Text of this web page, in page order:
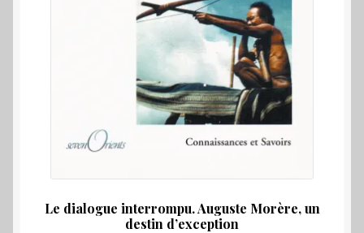
Le dialogue interrompu. Auguste Morère, un
destin d’exception